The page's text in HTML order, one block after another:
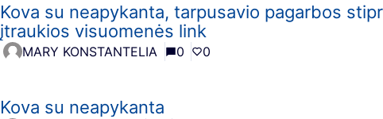
Kova su neapykanta, tarpusavio pagarbos
įtraukios visuomenės link
MARY KONSTANTELIA 0 0
Kova su neapykanta